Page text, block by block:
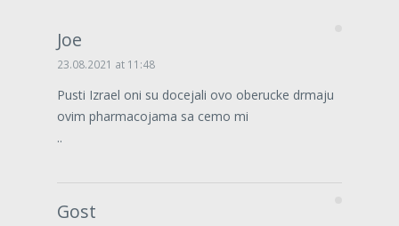
Joe
23.08.2021 at 11:48
Pusti Izrael oni su docejali ovo oberucke drmaju
ovim pharmacojama sa cemo mi
..
Gost